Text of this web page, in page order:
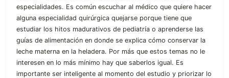
especialidades. Es común escuchar al médico que quiere hacer
alguna especialidad quirúrgica quejarse porque tiene que
estudiar los hitos madurativos de pediatría o aprenderse las
guías de alimentación en donde se explica cómo conservar la
leche materna en la heladera. Por más que estos temas no le
interesen en lo más mínimo hay que saberlos igual. Es
importante ser inteligente al momento del estudio y priorizar lo